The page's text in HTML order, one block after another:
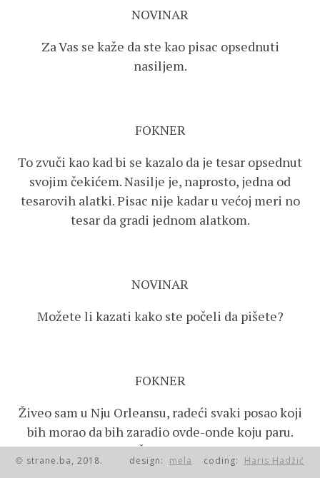
NOVINAR
Za Vas se kaže da ste kao pisac opsednuti
nasiljem.
FOKNER
To zvuči kao kad bi se kazalo da je tesar opsednut
svojim čekićem. Nasilje je, naprosto, jedna od
tesarovih alatki. Pisac nije kadar u većoj meri no
tesar da gradi jednom alatkom.
NOVINAR
Možete li kazati kako ste počeli da pišete?
FOKNER
Živeo sam u Nju Orleansu, radeći svaki posao koji
bih morao da bih zaradio ovde-onde koju paru.
Upoznao sam se sa Šervudom Andersonom. Po
podne bismo se šetali gradom i razgovarali s
© strane.ba, 2018. design: mela coding: Haris Hadžić